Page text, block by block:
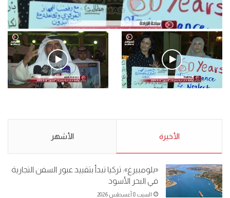
فيديو
.وقفة احتجاجية رمزية لـ”#البدون” في ساحة الإرادة 4-5-2019.
الأحد 5 مايو 2019
5-2019.
نبيع مخدرات يعني ولا خمر؟!.
الأخيرة الأشهر
«بلومبيرغ»: تركيا تبدأ بتقييد عبور السفن التجارية
في البحر الأسود
السبت 8 أغسطس 2026